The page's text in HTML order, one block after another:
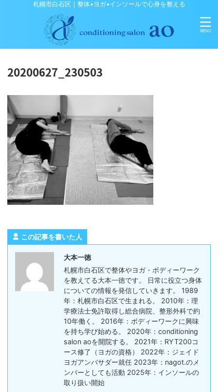
札幌市白石区｜整体•ヨガ•インソールで心身を整える
20200627_230503
この記事を書いた人
大本一徳
札幌市白石区で整体やヨガ・ボディーワーク
を教えてる大本一徳です。 日常に役立つ身体
についての情報を発信していきます。 1989
年：札幌市白石区で生まれる。 2010年：理
学療法士免許取得し総合病院、整形外科で約
10年働く。 2016年：ボディーワークに興味
を持ち学び始める。 2020年：conditioning
salon aoを開院する。 2021年：RYT200コ
ース修了（ヨガの資格） 2022年：ジェイド
ヨガアンバサダー就任 2023年：nagot.のメ
ンバーとしても活動 2025年：インソールの
取り扱い開始